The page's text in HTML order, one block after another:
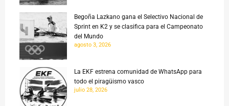
Begoña Lazkano gana el Selectivo Nacional de
Sprint en K2 y se clasifica para el Campeonato
del Mundo
agosto 3, 2026
La EKF estrena comunidad de WhatsApp para
todo el piragüismo vasco
julio 28, 2026